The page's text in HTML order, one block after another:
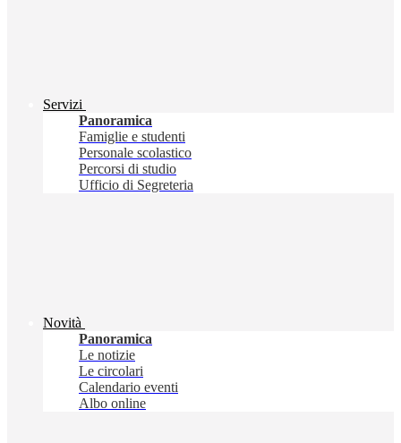
Servizi
Panoramica
Famiglie e studenti
Personale scolastico
Percorsi di studio
Ufficio di Segreteria
Novità
Panoramica
Le notizie
Le circolari
Calendario eventi
Albo online